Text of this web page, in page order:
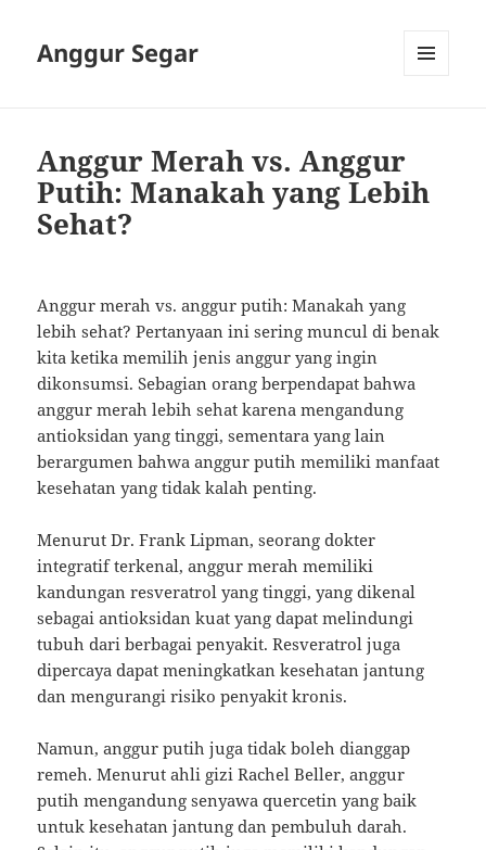
Anggur Segar
Anggur Merah vs. Anggur
Putih: Manakah yang Lebih
Sehat?
Anggur merah vs. anggur putih: Manakah yang
lebih sehat? Pertanyaan ini sering muncul di benak
kita ketika memilih jenis anggur yang ingin
dikonsumsi. Sebagian orang berpendapat bahwa
anggur merah lebih sehat karena mengandung
antioksidan yang tinggi, sementara yang lain
berargumen bahwa anggur putih memiliki manfaat
kesehatan yang tidak kalah penting.
Menurut Dr. Frank Lipman, seorang dokter
integratif terkenal, anggur merah memiliki
kandungan resveratrol yang tinggi, yang dikenal
sebagai antioksidan kuat yang dapat melindungi
tubuh dari berbagai penyakit. Resveratrol juga
dipercaya dapat meningkatkan kesehatan jantung
dan mengurangi risiko penyakit kronis.
Namun, anggur putih juga tidak boleh dianggap
remeh. Menurut ahli gizi Rachel Beller, anggur
putih mengandung senyawa quercetin yang baik
untuk kesehatan jantung dan pembuluh darah.